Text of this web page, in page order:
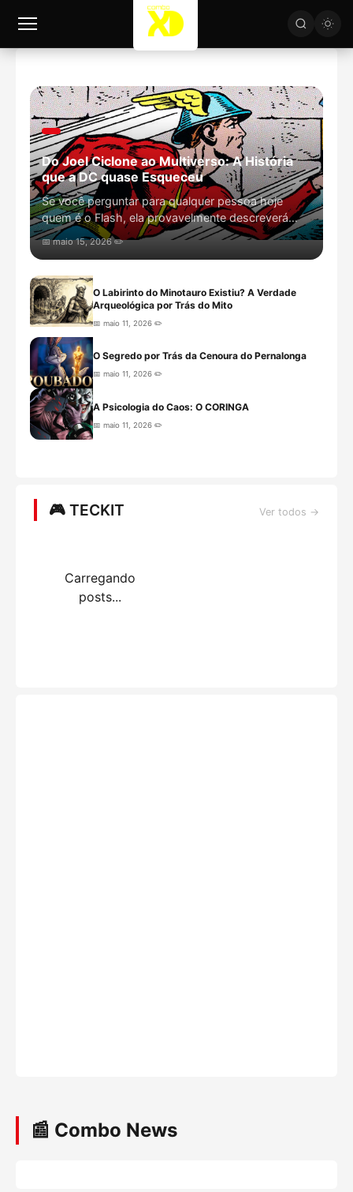
Do Joel Ciclone ao Multiverso: A História
que a DC quase Esqueceu
Se você perguntar para qualquer pessoa hoje
quem é o Flash, ela provavelmente descreverá
Barry Allen com seu traje tecn...
📅 maio 15, 2026 ✏️
O Labirinto do Minotauro Existiu? A Verdade
Arqueológica por Trás do Mito
📅 maio 11, 2026 ✏️
O Segredo por Trás da Cenoura do Pernalonga
📅 maio 11, 2026 ✏️
A Psicologia do Caos: O CORINGA
📅 maio 11, 2026 ✏️
🎮 TECKIT Ver todos →
Carregando
posts...
📰 Combo News